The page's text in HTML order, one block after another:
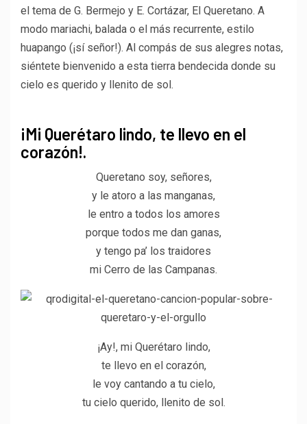
el tema de G. Bermejo y E. Cortázar, El Queretano. A
modo mariachi, balada o el más recurrente, estilo
huapango (¡sí señor!). Al compás de sus alegres notas,
siéntete bienvenido a esta tierra bendecida donde su
cielo es querido y llenito de sol.
¡Mi Querétaro lindo, te llevo en el
corazón!.
Queretano soy, señores,
y le atoro a las manganas,
le entro a todos los amores
porque todos me dan ganas,
y tengo pa’ los traidores
mi Cerro de las Campanas.
¡Ay!, mi Querétaro lindo,
te llevo en el corazón,
le voy cantando a tu cielo,
tu cielo querido, llenito de sol.